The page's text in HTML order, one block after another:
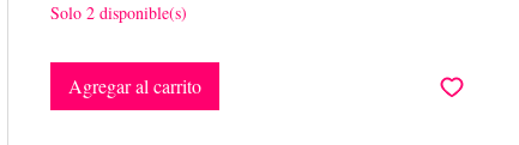
Solo 2 disponible(s)
Agregar al carrito